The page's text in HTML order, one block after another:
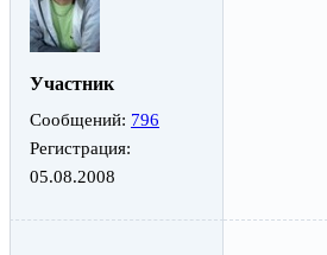
Участник
Сообщений: 796
Регистрация:
05.08.2008